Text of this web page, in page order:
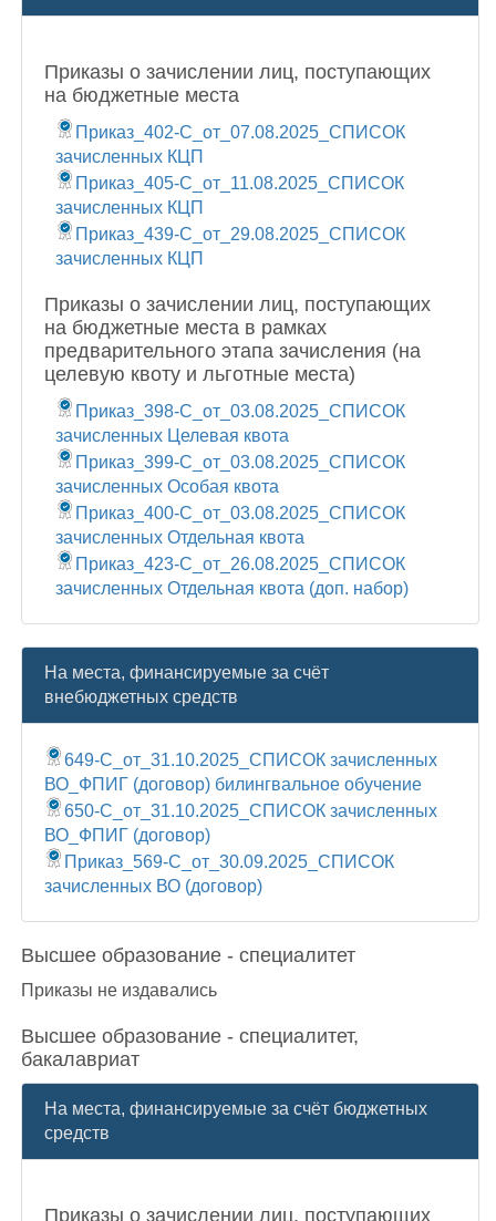
Приказы о зачислении лиц, поступающих
на бюджетные места
Приказ_402-С_от_07.08.2025_СПИСОК
зачисленных КЦП
Приказ_405-С_от_11.08.2025_СПИСОК
зачисленных КЦП
Приказ_439-С_от_29.08.2025_СПИСОК
зачисленных КЦП
Приказы о зачислении лиц, поступающих
на бюджетные места в рамках
предварительного этапа зачисления (на
целевую квоту и льготные места)
Приказ_398-С_от_03.08.2025_СПИСОК
зачисленных Целевая квота
Приказ_399-С_от_03.08.2025_СПИСОК
зачисленных Особая квота
Приказ_400-С_от_03.08.2025_СПИСОК
зачисленных Отдельная квота
Приказ_423-С_от_26.08.2025_СПИСОК
зачисленных Отдельная квота (доп. набор)
На места, финансируемые за счёт
внебюджетных средств
649-С_от_31.10.2025_СПИСОК зачисленных
ВО_ФПИГ (договор) билингвальное обучение
650-С_от_31.10.2025_СПИСОК зачисленных
ВО_ФПИГ (договор)
Приказ_569-С_от_30.09.2025_СПИСОК
зачисленных ВО (договор)
Высшее образование - специалитет
Приказы не издавались
Высшее образование - специалитет,
бакалавриат
На места, финансируемые за счёт бюджетных
средств
Приказы о зачислении лиц, поступающих